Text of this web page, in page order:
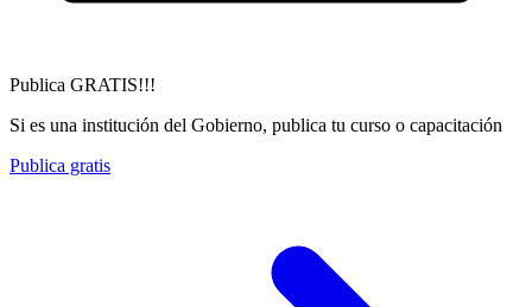
Publica GRATIS!!!
Si es una institución del Gobierno, publica tu curso o capacitación
Publica gratis